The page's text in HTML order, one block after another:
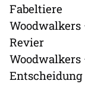
Fabeltiere
Woodwalkers
Revier
Woodwalkers
Entscheidung